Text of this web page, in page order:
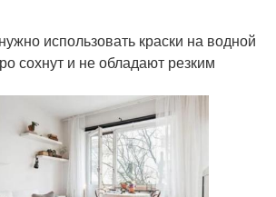
использовать краски на водной
сохнут и не обладают резким